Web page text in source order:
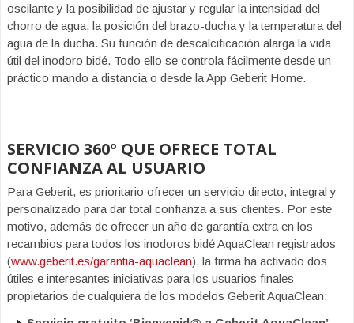
oscilante y la posibilidad de ajustar y regular la intensidad del
chorro de agua, la posición del brazo-ducha y la temperatura del
agua de la ducha. Su función de descalcificación alarga la vida
útil del inodoro bidé. Todo ello se controla fácilmente desde un
práctico mando a distancia o desde la App Geberit Home.
SERVICIO 360º QUE OFRECE TOTAL
CONFIANZA AL USUARIO
Para Geberit, es prioritario ofrecer un servicio directo, integral y
personalizado para dar total confianza a sus clientes. Por este
motivo, además de ofrecer un año de garantía extra en los
recambios para todos los inodoros bidé AquaClean registrados
(www.geberit.es/garantia-aquaclean), la firma ha activado dos
útiles e interesantes iniciativas para los usuarios finales
propietarios de cualquiera de los modelos Geberit AquaClean: